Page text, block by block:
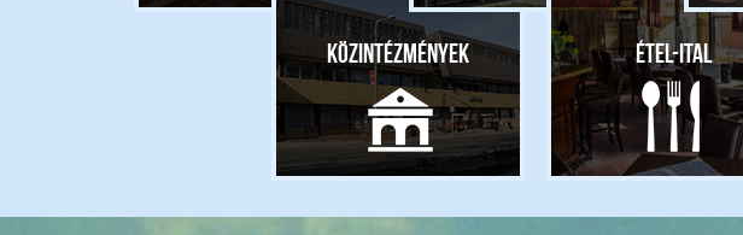
Közintézmények Étel-ital